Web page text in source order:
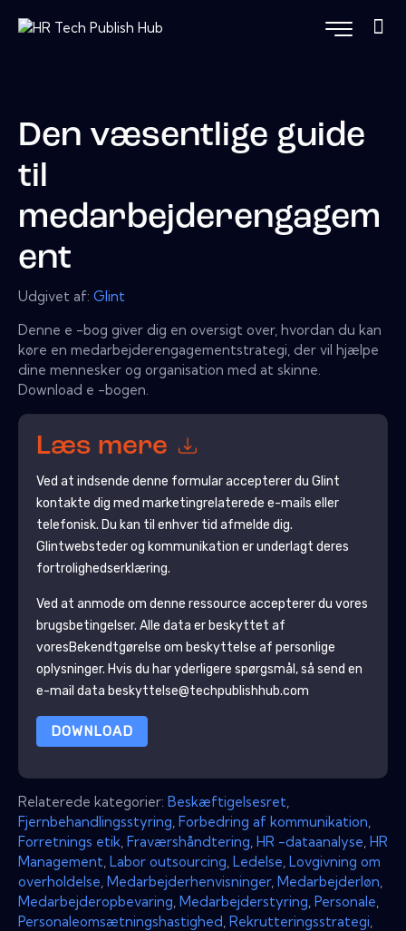
Den væsentlige guide
til
medarbejderengagem
ent
Udgivet af: Glint
Denne e -bog giver dig en oversigt over, hvordan du kan
køre en medarbejderengagementstrategi, der vil hjælpe
dine mennesker og organisation med at skinne.
Download e -bogen.
Læs mere
Ved at indsende denne formular accepterer du Glint
kontakte dig med marketingrelaterede e-mails eller
telefonisk. Du kan til enhver tid afmelde dig.
Glintwebsteder og kommunikation er underlagt deres
fortrolighedserklæring.
Ved at anmode om denne ressource accepterer du vores
brugsbetingelser. Alle data er beskyttet af
voresBekendtgørelse om beskyttelse af personlige
oplysninger. Hvis du har yderligere spørgsmål, så send en
e-mail data beskyttelse@techpublishhub.com
DOWNLOAD
Relaterede kategorier: Beskæftigelsesret
Fjernbehandlingsstyring Forbedring af kommunikation
Forretnings etik Fraværshåndtering HR -dataanalyse HR
Management Labor outsourcing Ledelse Lovgivning om
overholdelse Medarbejderhenvisninger, Medarbejderløn
Medarbejderopbevaring Medarbejderstyring Personale
Personaleomsætningshastighed Rekrutteringsstrategi